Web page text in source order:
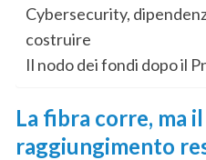
Cybersecurity,
costruire
Il nodo dei fondi dopo il
La fibra corre, ma
raggiungimento